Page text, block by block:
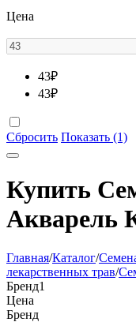
Цена
43₽
43₽
Сбросить Показать (1)
Купить
Акварель
Главная/Каталог/
лекарственных трав/
Бренд1
Цена
Бренд